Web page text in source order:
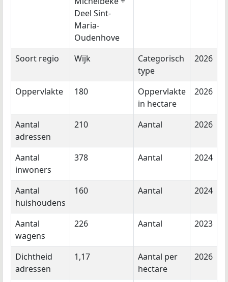
Deel Sint-
Maria-
Oudenhove
Soort regio
Wijk
Categorisch
type
2026
Oppervlakte 180
Oppervlakte
in hectare
2026
Aantal
adressen
210 Aantal 2026
Aantal
inwoners
378 Aantal 2024
Aantal
huishoudens
160 Aantal 2024
Aantal
wagens
226 Aantal 2023
Dichtheid
adressen
1,17
Aantal per
hectare
2026